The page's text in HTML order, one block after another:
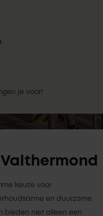
je voor!
keuze voor
en duurzame
bieden niet alleen een